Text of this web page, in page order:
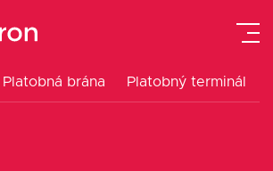
Platobná brána Platobný terminál